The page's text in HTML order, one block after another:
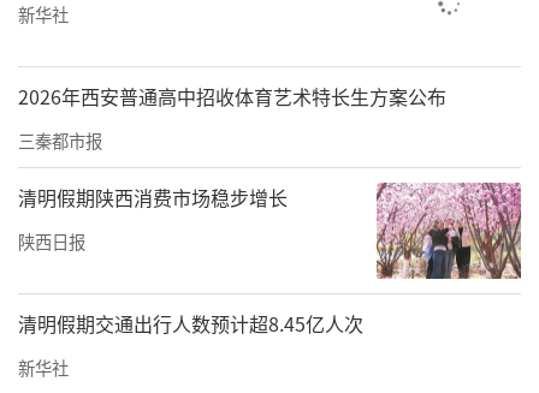
新华社
2026年西安普通高中招收体育艺术特长生方案公布
三秦都市报
清明假期陕西消费市场稳步增长
陕西日报
清明假期交通出行人数预计超8.45亿人次
新华社